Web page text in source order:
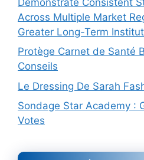
Across Multiple Market
Greater Long-Term
Protège Carnet de Santé
Conseils
Le Dressing De Sarah
Sondage Star Academy :
Votes